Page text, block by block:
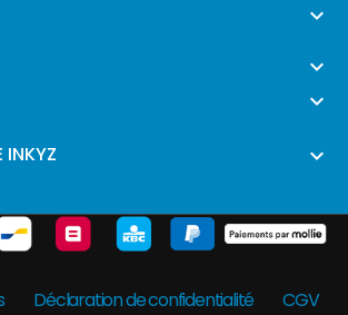



INKYZ 
Déclaration de confidentialité CGV